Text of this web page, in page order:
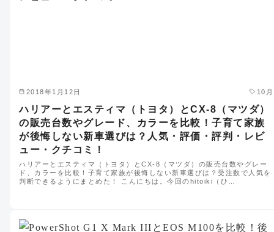
2018年1月12日 10月
ハリアーとエスティマ（トヨタ）とCX-8（マツダ）
の販売台数やグレード、カラーを比較！子育て家族
が後悔しない新車選びは？人気・評価・評判・レビ
ュー・クチコミ！
ハリアーとエスティマ（トヨタ）とCX-8（マツダ）の販売台数やグレー
ド、カラーを比較！子育て家族が後悔しない新車選びは？受注数で人気を
判断できるようにまとめた！ こんにちは。今回のhitoiki（ひ…